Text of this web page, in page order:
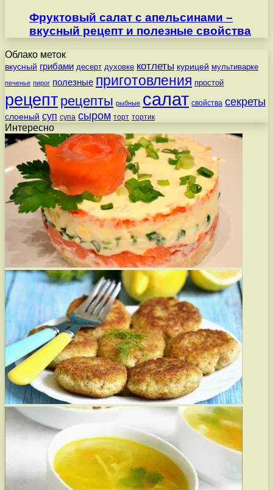
Фруктовый салат с апельсинами –
вкусный рецепт и полезные свойства
Облако меток
вкусный грибами десерт духовке котлеты курицей мультиварке
печенье пирог полезные приготовления простой
рецепт рецепты рыбные салат свойства секреты
слоеный суп супа сыром торт тортик
Интересно